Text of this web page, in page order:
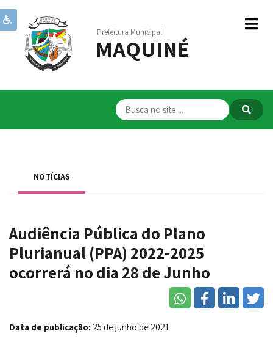
Prefeitura Municipal
MAQUINÉ
Institucional
Governo
Serviços
Servidores
NOTÍCIAS
Audiência Pública do Plano
Plurianual (PPA) 2022-2025
ocorrerá no dia 28 de Junho
Data de publicação: 25 de junho de 2021